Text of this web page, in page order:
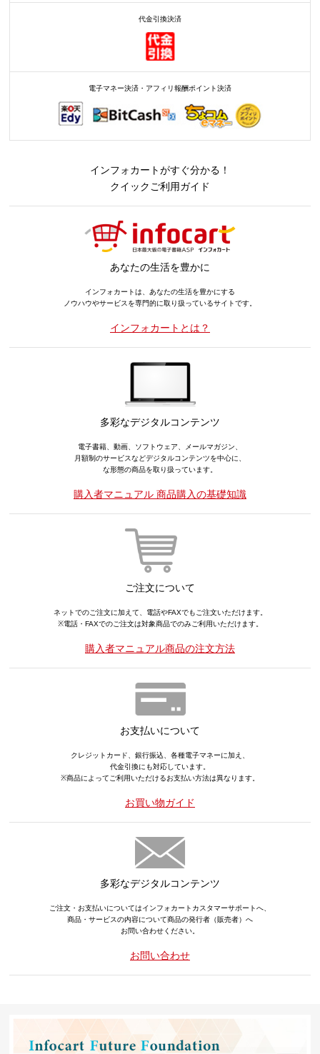
代金引換決済
電子マネー決済・アフィリ報酬ポイント決済
インフォカートがすぐ分かる！
クイックご利用ガイド
あなたの生活を豊かに
インフォカートは、あなたの生活を豊かにする
ノウハウやサービスを専門的に取り扱っているサイトです。
インフォカートとは？
多彩なデジタルコンテンツ
電子書籍、動画、ソフトウェア、メールマガジン、
月額制のサービスなどデジタルコンテンツを中心に、
な形態の商品を取り扱っています。
購入者マニュアル 商品購入の基礎知識
ご注文について
ネットでのご注文に加えて、電話やFAXでもご注文いただけます。
※電話・FAXでのご注文は対象商品でのみご利用いただけます。
購入者マニュアル商品の注文方法
お支払いについて
クレジットカード、銀行振込、各種電子マネーに加え、
代金引換にも対応しています。
※商品によってご利用いただけるお支払い方法は異なります。
お買い物ガイド
多彩なデジタルコンテンツ
ご注文・お支払いについてはインフォカートカスタマーサポートへ、
商品・サービスの内容について商品の発行者（販売者）へ
お問い合わせください。
お問い合わせ